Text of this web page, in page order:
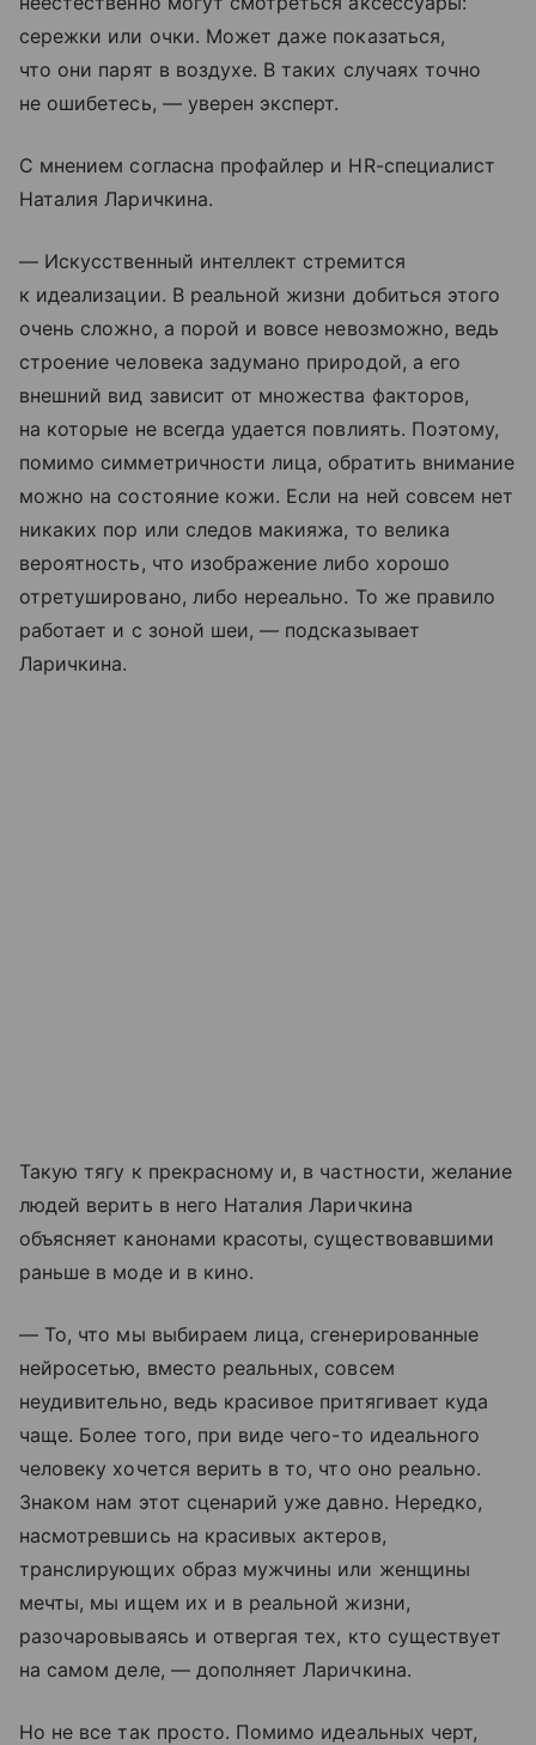
сережки или очки. Может даже показаться,
что они парят в воздухе. В таких случаях точно
не ошибетесь, — уверен эксперт.
С мнением согласна профайлер и HR-специалист
Наталия Ларичкина.
— Искусственный интеллект стремится
к идеализации. В реальной жизни добиться этого
очень сложно, а порой и вовсе невозможно, ведь
строение человека задумано природой, а его
внешний вид зависит от множества факторов,
на которые не всегда удается повлиять. Поэтому,
помимо симметричности лица, обратить внимание
можно на состояние кожи. Если на ней совсем нет
никаких пор или следов макияжа, то велика
вероятность, что изображение либо хорошо
отретушировано, либо нереально. То же правило
работает и с зоной шеи, — подсказывает
Ларичкина.
Такую тягу к прекрасному и, в частности, желание
людей верить в него Наталия Ларичкина
объясняет канонами красоты, существовавшими
раньше в моде и в кино.
— То, что мы выбираем лица, сгенерированные
нейросетью, вместо реальных, совсем
неудивительно, ведь красивое притягивает куда
чаще. Более того, при виде чего-то идеального
человеку хочется верить в то, что оно реально.
Знаком нам этот сценарий уже давно. Нередко,
насмотревшись на красивых актеров,
транслирующих образ мужчины или женщины
мечты, мы ищем их и в реальной жизни,
разочаровываясь и отвергая тех, кто существует
на самом деле, — дополняет Ларичкина.
Но не все так просто. Помимо идеальных черт,